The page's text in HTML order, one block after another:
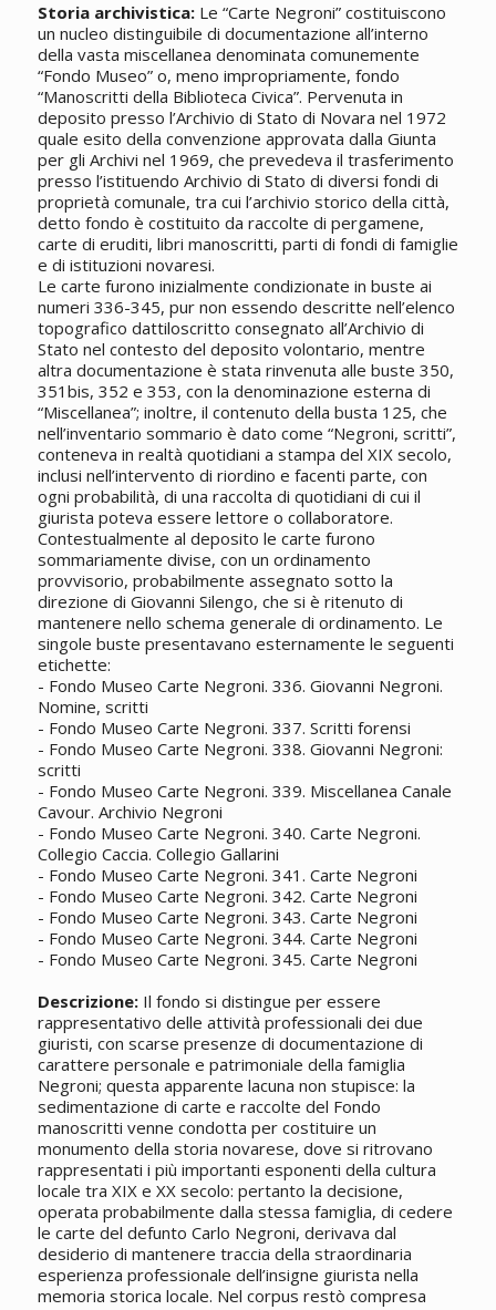
Storia archivistica:Le “Carte Negroni” costituiscono
un nucleo distinguibile di documentazione all’interno
della vasta miscellanea denominata comunemente
“Fondo Museo” o, meno impropriamente, fondo
“Manoscritti della Biblioteca Civica”. Pervenuta in
deposito presso l’Archivio di Stato di Novara nel 1972
quale esito della convenzione approvata dalla Giunta
per gli Archivi nel 1969, che prevedeva il trasferimento
presso l’istituendo Archivio di Stato di diversi fondi di
proprietà comunale, tra cui l’archivio storico della città,
detto fondo è costituito da raccolte di pergamene,
carte di eruditi, libri manoscritti, parti di fondi di famiglie
e di istituzioni novaresi.
Le carte furono inizialmente condizionate in buste ai
numeri 336-345, pur non essendo descritte nell’elenco
topografico dattiloscritto consegnato all’Archivio di
Stato nel contesto del deposito volontario, mentre
altra documentazione è stata rinvenuta alle buste 350,
351bis, 352 e 353, con la denominazione esterna di
“Miscellanea”; inoltre, il contenuto della busta 125, che
nell’inventario sommario è dato come “Negroni, scritti”,
conteneva in realtà quotidiani a stampa del XIX secolo,
inclusi nell’intervento di riordino e facenti parte, con
ogni probabilità, di una raccolta di quotidiani di cui il
giurista poteva essere lettore o collaboratore.
Contestualmente al deposito le carte furono
sommariamente divise, con un ordinamento
provvisorio, probabilmente assegnato sotto la
direzione di Giovanni Silengo, che si è ritenuto di
mantenere nello schema generale di ordinamento. Le
singole buste presentavano esternamente le seguenti
etichette:
- Fondo Museo Carte Negroni. 336. Giovanni Negroni.
Nomine, scritti
- Fondo Museo Carte Negroni. 337. Scritti forensi
- Fondo Museo Carte Negroni. 338. Giovanni Negroni:
scritti
- Fondo Museo Carte Negroni. 339. Miscellanea Canale
Cavour. Archivio Negroni
- Fondo Museo Carte Negroni. 340. Carte Negroni.
Collegio Caccia. Collegio Gallarini
- Fondo Museo Carte Negroni. 341. Carte Negroni
- Fondo Museo Carte Negroni. 342. Carte Negroni
- Fondo Museo Carte Negroni. 343. Carte Negroni
- Fondo Museo Carte Negroni. 344. Carte Negroni
- Fondo Museo Carte Negroni. 345. Carte Negroni
Descrizione:Il fondo si distingue per essere
rappresentativo delle attività professionali dei due
giuristi, con scarse presenze di documentazione di
carattere personale e patrimoniale della famiglia
Negroni; questa apparente lacuna non stupisce: la
sedimentazione di carte e raccolte del Fondo
manoscritti venne condotta per costituire un
monumento della storia novarese, dove si ritrovano
rappresentati i più importanti esponenti della cultura
locale tra XIX e XX secolo: pertanto la decisione,
operata probabilmente dalla stessa famiglia, di cedere
le carte del defunto Carlo Negroni, derivava dal
desiderio di mantenere traccia della straordinaria
esperienza professionale dell’insigne giurista nella
memoria storica locale. Nel corpus restò compresa